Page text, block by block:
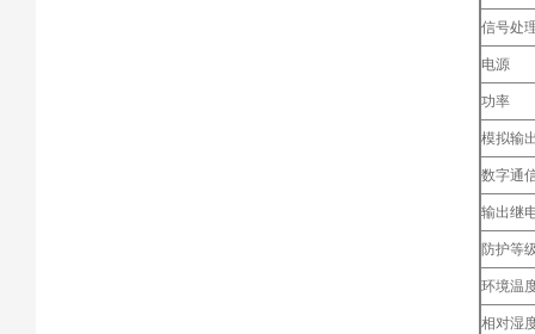
信号处
电源
功率
模拟输
数字通
输出继
防护等
环境温
相对湿